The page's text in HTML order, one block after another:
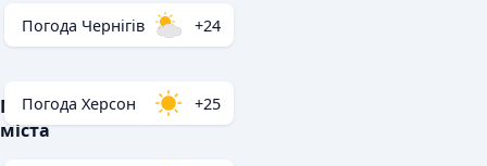
Популярні
міста
Погода Чернігів +24
Погода Херсон +25